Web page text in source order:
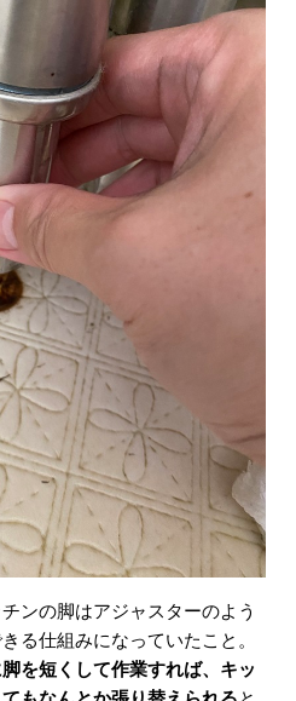
ンの脚はアジャスターのよう
る仕組みになっていたこと。
を短くして作業すれば、キッ